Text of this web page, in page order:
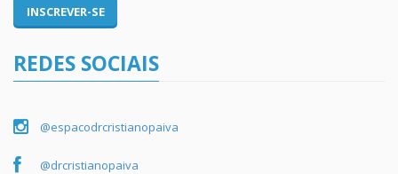
REDES SOCIAIS
@espacodrcristianopaiva
@drcristianopaiva